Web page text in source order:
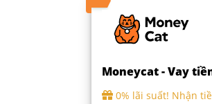
Moneycat - Vay
0% lãi suất! Nhận